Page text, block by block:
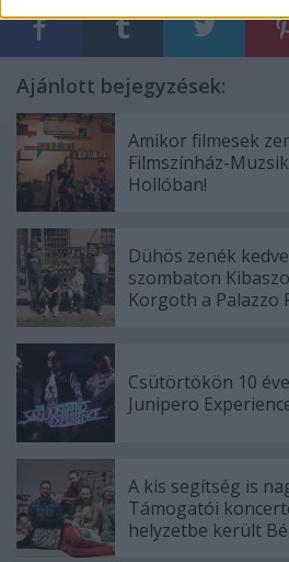
Ajánlott bejegyzések:
Amikor filmesek
Filmszínház-
Hollóban!
Dühös zenék
szombaton
Korgoth a Palazzo
Csütörtökön 10
Junipero
A kis segítség is
Támogatói
helyzetbe került